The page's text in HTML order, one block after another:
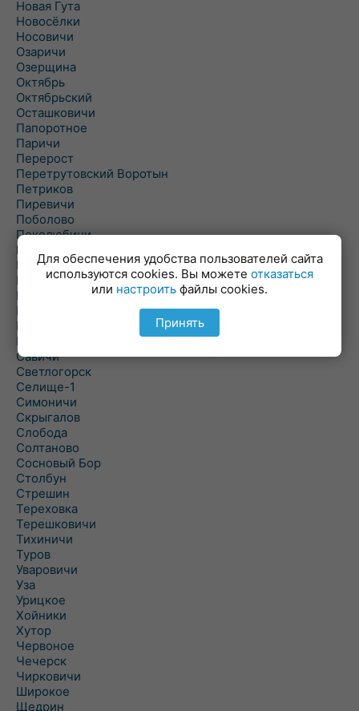
Новая Гута
Новосёлки
Носовичи
Озаричи
Озерщина
Октябрь
Октябрьский
Осташковичи
Папоротное
Паричи
Перерост
Перетрутовский Воротын
Петриков
Пиревичи
Поболово
Поколюбичи
Полесье
Птичь
Речица
Ровенская Слобода
Рогачев
Рогинь
Рудня
Савичи
Светлогорск
Селище-1
Симоничи
Скрыгалов
Слобода
Солтаново
Сосновый Бор
Столбун
Стрешин
Тереховка
Терешковичи
Тихиничи
Туров
Уваровичи
Уза
Урицкое
Хойники
Хутор
Червоное
Чечерск
Чирковичи
Широкое
Щедрин
Для обеспечения удобства пользователей сайта
используются cookies. Вы можете отказаться
или настроить файлы cookies.
Принять